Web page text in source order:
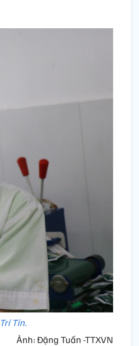
Tín.
Ảnh: Đặng Tuấn -TTXVN